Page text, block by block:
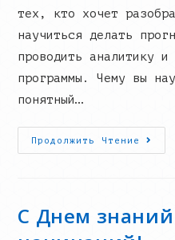
тех, кто хочет
научиться делать
проводить аналитику и
программы. Чему вы
понятный…
Продолжить Чтение
Набор
От
С Днем